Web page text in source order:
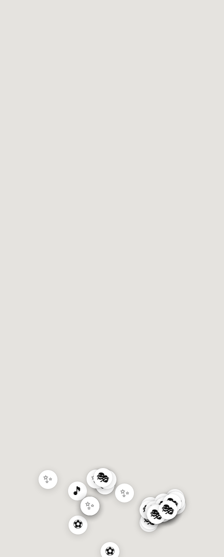
🎵
🎭
🎭
⚽
⚽
🎭
✨
🎭
✨
✨
✨✨
🎵
✨
✨
✨✨
✨ 🎭
🎭
🎭🎭
✨ 🎭
🎭
🎭🎭
🎭
🎭
🎭
🎭 🎭
✨ 🎭
🎭
🎭
🎭
🎭
🎭
🎭
🎭
✨ 🥘
🎭🎭🎭
🎭
🎭
🎭
🎭